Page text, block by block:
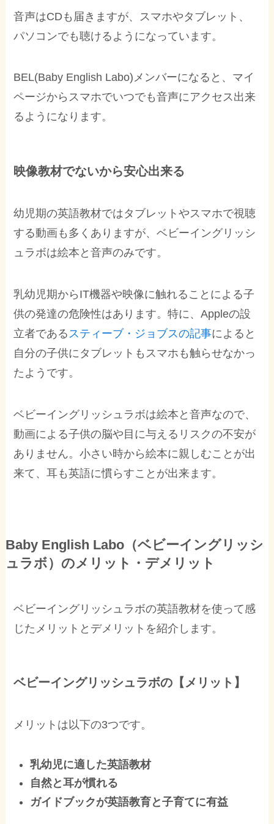
音声はCDも届きますが、スマホやタブレット、
パソコンでも聴けるようになっています。
BEL(Baby English Labo)メンバーになると、マイ
ページからスマホでいつでも音声にアクセス出来
るようになります。
映像教材でないから安心出来る
幼児期の英語教材ではタブレットやスマホで視聴
する動画も多くありますが、ベビーイングリッシ
ュラボは絵本と音声のみです。
乳幼児期からIT機器や映像に触れることによる子
供の発達の危険性はあります。特に、Appleの設
立者である スティーブ・ジョブスの記事によると
自分の子供にタブレットもスマホも触らせなかっ
たようです。
ベビーイングリッシュラボは絵本と音声なので、
動画による子供の脳や目に与えるリスクの不安が
ありません。小さい時から絵本に親しむことが出
来て、耳も英語に慣らすことが出来ます。
Baby English Labo（ベビーイングリッシ
ュラボ）のメリット・デメリット
ベビーイングリッシュラボの英語教材を使って感
じたメリットとデメリットを紹介します。
ベビーイングリッシュラボの【メリット】
メリットは以下の3つです。
乳幼児に適した英語教材
自然と耳が慣れる
ガイドブックが英語教育と子育てに有益